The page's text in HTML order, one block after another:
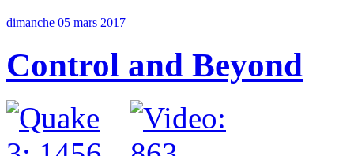
dimanche 05 mars 2017
Control and Beyond